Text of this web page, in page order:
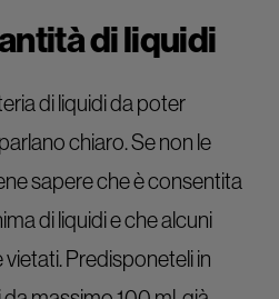
di liquidi
di liquidi da poter
chiaro. Se non le
sapere che è consentita
di liquidi e che alcuni
Predisponeteli in